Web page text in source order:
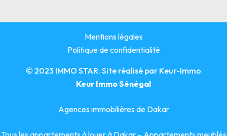
Mentions légales
Politique de confidentialité
© 2023 IMMO STAR. Site réalisé par Keur-Immo
Keur Immo Sénégal
Agences immobilières de Dakar